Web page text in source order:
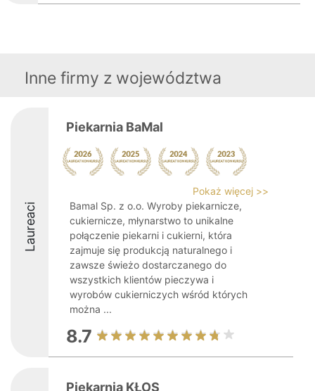
Inne firmy z województwa
Laureaci
Piekarnia BaMal
Pokaż więcej >>
Bamal Sp. z o.o. Wyroby piekarnicze,
cukiernicze, młynarstwo to unikalne
połączenie piekarni i cukierni, która
zajmuje się produkcją naturalnego i
zawsze świeżo dostarczanego do
wszystkich klientów pieczywa i
wyrobów cukierniczych wśród których
można ...
8.7
Piekarnia KŁOS